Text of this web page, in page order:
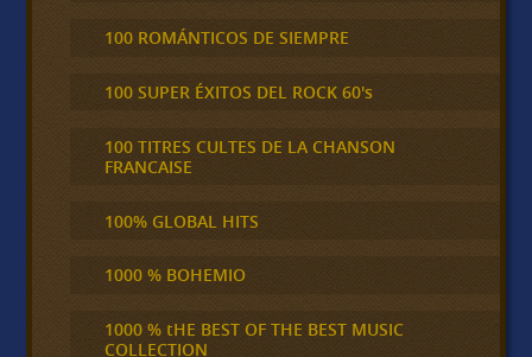
100 ROMÁNTICOS DE SIEMPRE
100 SUPER ÉXITOS DEL ROCK 60's
100 TITRES CULTES DE LA CHANSON
FRANCAISE
100% GLOBAL HITS
1000 % BOHEMIO
1000 % tHE BEST OF THE BEST MUSIC
COLLECTION